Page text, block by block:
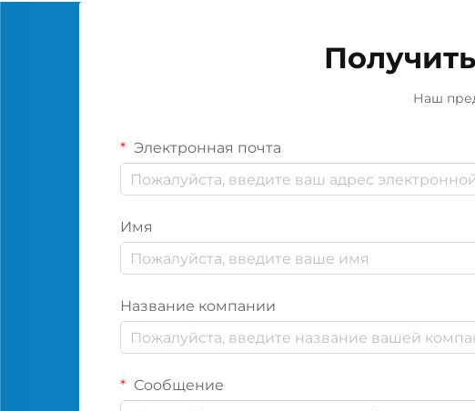
Наш
Электронная почта
Имя
Название компании
Сообщение